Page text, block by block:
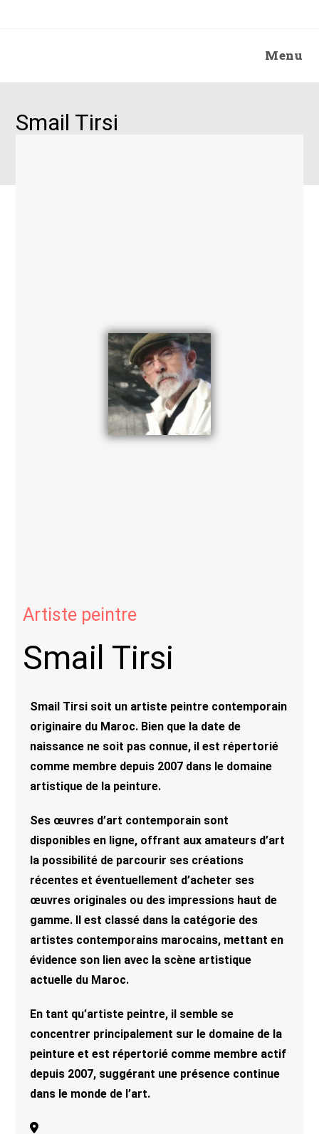
Menu
Smail Tirsi
Artiste peintre
Smail Tirsi
Smail Tirsi soit un artiste peintre contemporain
originaire du Maroc. Bien que la date de
naissance ne soit pas connue, il est répertorié
comme membre depuis 2007 dans le domaine
artistique de la peinture.
Ses œuvres d’art contemporain sont
disponibles en ligne, offrant aux amateurs d’art
la possibilité de parcourir ses créations
récentes et éventuellement d’acheter ses
œuvres originales ou des impressions haut de
gamme. Il est classé dans la catégorie des
artistes contemporains marocains, mettant en
évidence son lien avec la scène artistique
actuelle du Maroc.
En tant qu’artiste peintre, il semble se
concentrer principalement sur le domaine de la
peinture et est répertorié comme membre actif
depuis 2007, suggérant une présence continue
dans le monde de l’art.